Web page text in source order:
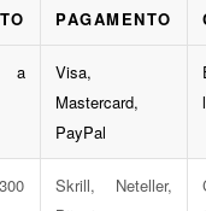
PAGAMENTO
a
Visa,
Mastercard,
PayPal
Skrill, Neteller,